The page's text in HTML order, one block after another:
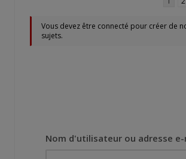
Vous devez être connecté pour créer de
sujets.
Nom d'utilisateur ou adresse